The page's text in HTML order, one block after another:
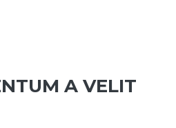
A VELIT